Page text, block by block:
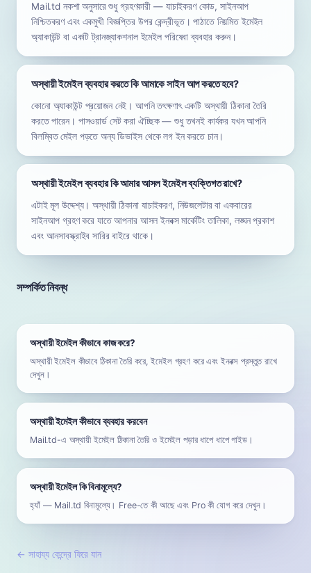
Mail.td নকশা অনুসারে শুধু গ্রহণকারী — যাচাইকরণ কোড, সাইনআপ
নিশ্চিতকরণ এবং একমুখী বিজ্ঞপ্তির উপর কেন্দ্রীভূত। পাঠাতে নিয়মিত ইমেইল
অ্যাকাউন্ট বা একটি ট্রানজ্যাকশনাল ইমেইল পরিষেবা ব্যবহার করুন।
অস্থায়ী ইমেইল ব্যবহার করতে কি আমাকে সাইন আপ করতে হবে?
কোনো অ্যাকাউন্ট প্রয়োজন নেই। আপনি তৎক্ষণাৎ একটি অস্থায়ী ঠিকানা তৈরি
করতে পারেন। পাসওয়ার্ড সেট করা ঐচ্ছিক — শুধু তখনই কার্যকর যখন আপনি
বিলম্বিত মেইল পড়তে অন্য ডিভাইস থেকে লগ ইন করতে চান।
অস্থায়ী ইমেইল ব্যবহার কি আমার আসল ইমেইল ব্যক্তিগত রাখে?
এটাই মূল উদ্দেশ্য। অস্থায়ী ঠিকানা যাচাইকরণ, নিউজলেটার বা একবারের
সাইনআপ গ্রহণ করে যাতে আপনার আসল ইনবক্স মার্কেটিং তালিকা, লঙ্ঘন প্রকাশ
এবং আনসাবস্ক্রাইব সারির বাইরে থাকে।
সম্পর্কিত নিবন্ধ
অস্থায়ী ইমেইল কীভাবে কাজ করে?
অস্থায়ী ইমেইল কীভাবে ঠিকানা তৈরি করে, ইমেইল গ্রহণ করে এবং ইনবক্স প্রস্তুত রাখে
দেখুন।
অস্থায়ী ইমেইল কীভাবে ব্যবহার করবেন
Mail.td-এ অস্থায়ী ইমেইল ঠিকানা তৈরি ও ইমেইল পড়ার ধাপে ধাপে গাইড।
অস্থায়ী ইমেইল কি বিনামূল্যে?
হ্যাঁ — Mail.td বিনামূল্যে। Free-তে কী আছে এবং Pro কী যোগ করে দেখুন।
← সাহায্য কেন্দ্রে ফিরে যান